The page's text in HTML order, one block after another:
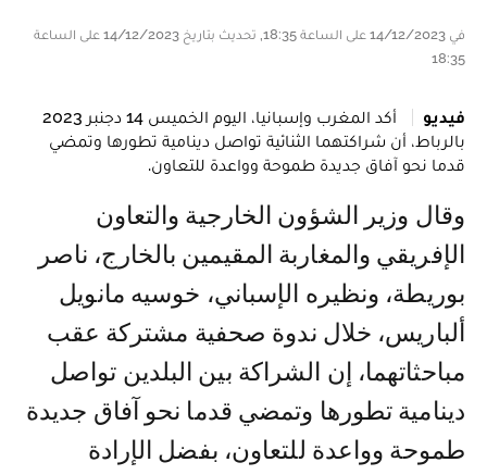
في 14/12/2023 على الساعة 18:35, تحديث بتاريخ 14/12/2023 على الساعة
18:35
فيديو
أكد المغرب وإسبانيا، اليوم الخميس 14 دجنبر 2023
بالرباط، أن شراكتهما الثنائية تواصل دينامية تطورها وتمضي
قدما نحو آفاق جديدة طموحة وواعدة للتعاون.
وقال وزير الشؤون الخارجية والتعاون
الإفريقي والمغاربة المقيمين بالخارج، ناصر
بوريطة، ونظيره الإسباني، خوسيه مانويل
ألباريس، خلال ندوة صحفية مشتركة عقب
مباحثاتهما، إن الشراكة بين البلدين تواصل
دينامية تطورها وتمضي قدما نحو آفاق جديدة
طموحة وواعدة للتعاون، بفضل الإرادة